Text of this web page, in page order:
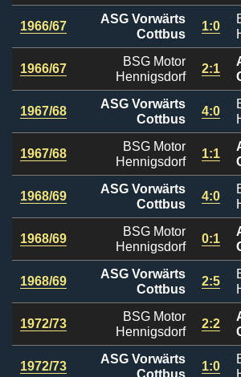
1966/67
ASG Vorwärts
Cottbus
1:0
1966/67
BSG Motor
Hennigsdorf
2:1
1967/68
ASG Vorwärts
Cottbus
4:0
1967/68
BSG Motor
Hennigsdorf
1:1
1968/69
ASG Vorwärts
Cottbus
4:0
1968/69
BSG Motor
Hennigsdorf
0:1
1968/69
ASG Vorwärts
Cottbus
2:5
1972/73
BSG Motor
Hennigsdorf
2:2
1972/73
ASG Vorwärts
1:0